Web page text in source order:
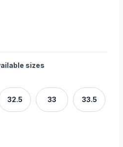
sizes
32.5 33 33.5